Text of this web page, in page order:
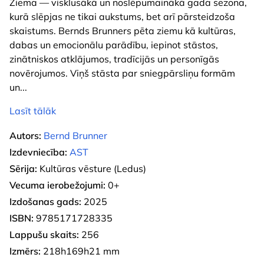
Ziema — visklusākā un noslēpumainākā gada sezona,
kurā slēpjas ne tikai aukstums, bet arī pārsteidzoša
skaistums. Bernds Brunners pēta ziemu kā kultūras,
dabas un emocionālu parādību, iepinot stāstos,
zinātniskos atklājumos, tradīcijās un personīgās
novērojumos. Viņš stāsta par sniegpārsliņu formām
un...
Lasīt tālāk
Autors: Bernd Brunner
Izdevniecība: AST
Sērija: Kultūras vēsture (Ledus)
Vecuma ierobežojumi: 0+
Izdošanas gads: 2025
ISBN: 9785171728335
Lappušu skaits: 256
Izmērs: 218h169h21 mm